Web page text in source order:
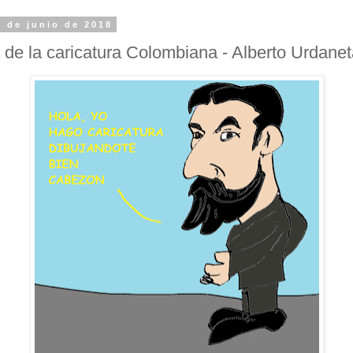
de junio de 2018
de la caricatura Colombiana - Alberto